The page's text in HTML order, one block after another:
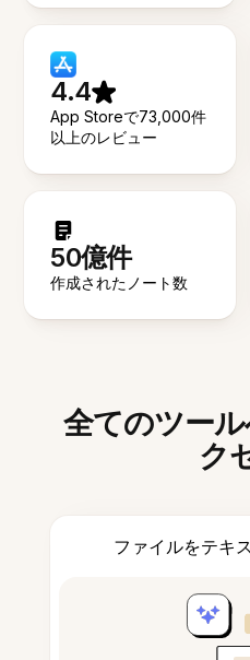
4.4
App Storeで73,000件
以上のレビュー
50億件
作成されたノート数
全てのツー
ク
ファイルをテキ